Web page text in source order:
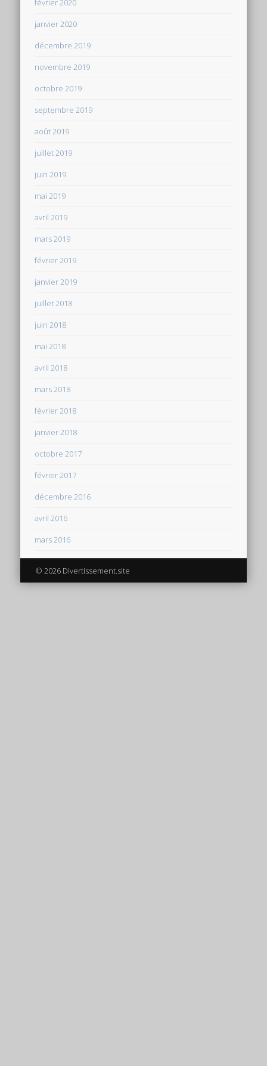
février 2020
janvier 2020
décembre 2019
novembre 2019
octobre 2019
septembre 2019
août 2019
juillet 2019
juin 2019
mai 2019
avril 2019
mars 2019
février 2019
janvier 2019
juillet 2018
juin 2018
mai 2018
avril 2018
mars 2018
février 2018
janvier 2018
octobre 2017
février 2017
décembre 2016
avril 2016
mars 2016
© 2026 Divertissement.site